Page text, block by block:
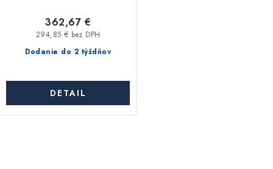
Dodanie do 2 týždňov
294,85 € bez DPH
362,67 €
DETAIL